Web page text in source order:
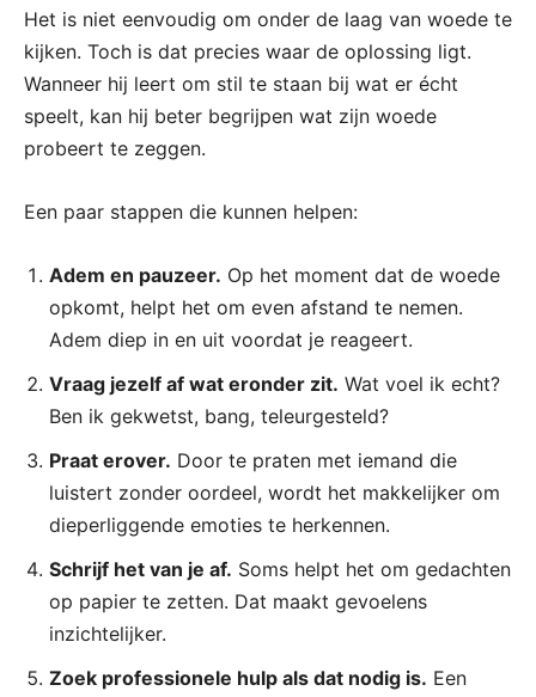
Het is niet eenvoudig om onder de laag van woede te
kijken. Toch is dat precies waar de oplossing ligt.
Wanneer hij leert om stil te staan bij wat er écht
speelt, kan hij beter begrijpen wat zijn woede
probeert te zeggen.
Een paar stappen die kunnen helpen:
Adem en pauzeer. Op het moment dat de woede
opkomt, helpt het om even afstand te nemen.
Adem diep in en uit voordat je reageert.
Vraag jezelf af wat eronder zit. Wat voel ik echt?
Ben ik gekwetst, bang, teleurgesteld?
Praat erover. Door te praten met iemand die
luistert zonder oordeel, wordt het makkelijker om
dieperliggende emoties te herkennen.
Schrijf het van je af. Soms helpt het om gedachten
op papier te zetten. Dat maakt gevoelens
inzichtelijker.
Zoek professionele hulp als dat nodig is. Een